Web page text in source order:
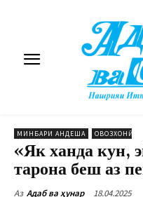
МИНБАРИ АНДЕША ОВОЗХОНӢ
«Як ханда кун,
тарона беш аз
Аз Адаб ва ҳунар 18.04.2025